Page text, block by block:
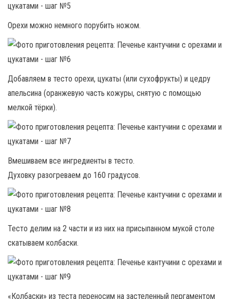
Орехи можно немного порубить ножом.
Добавляем в тесто орехи, цукаты (или сухофрукты) и цедру
апельсина (оранжевую часть кожуры, снятую с помощью
мелкой тёрки).
Вмешиваем все ингредиенты в тесто.
Духовку разогреваем до 160 градусов.
Тесто делим на 2 части и из них на присыпанном мукой столе
скатываем колбаски.
«Колбаски» из теста переносим на застеленный пергаментом